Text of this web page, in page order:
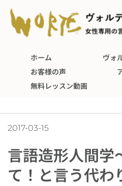
ホーム
ヴォ
お客様の声
無料レッスン動画
2017-03-15
言語造形人間学
て！と言う代わ